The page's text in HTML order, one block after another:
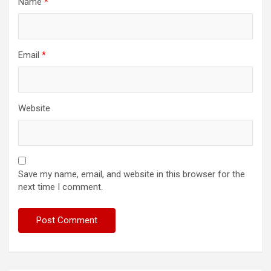
Email *
Website
Save my name, email, and website in this browser for the
next time I comment.